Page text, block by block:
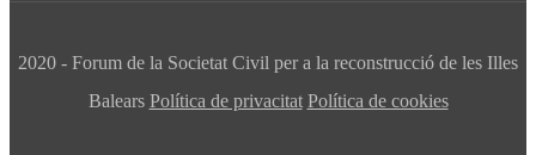
2020 - Forum de la Societat Civil per a la reconstrucció de les Illes
Balears Política de privacitat Política de cookies